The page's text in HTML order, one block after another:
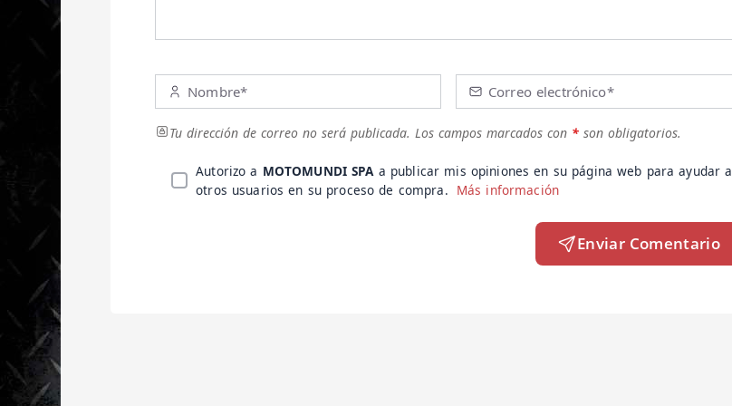
Nombre* Correo electrónico*
Tu dirección de correo no será publicada. Los campos marcados con * son obligatorios.
Autorizo a MOTOMUNDI SPAa publicar mis opiniones en su página web para ayudar a
otros usuarios en su proceso de compra. Más información
Enviar Comentario